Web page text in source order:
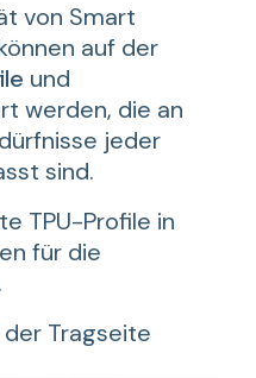
von Smart
auf der
und
werden, die an
jeder
sind.
TPU-Profile in
für die
der Tragseite